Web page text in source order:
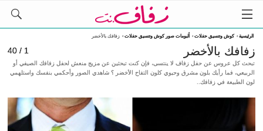
الرئيسية› كوش وتنسيق حفلات› ألبومات صور كوش وتنسيق حفلات› زفافك بالأخضر
زفافك بالأخضر 1 / 40
تبحث كل عروس عن حفل زفاف لا ينتسى، فإن كنت تبحثين عن مزيج منعش لحفل زفافك الصيفي أو
الربيعي، فما رأيك بلون مشرق وحيوي كلون التفاح الأخضر ؟ شاهدي الصور وأحكمي بنفسك واستلهمي
لون الطبيعة في زفافك..